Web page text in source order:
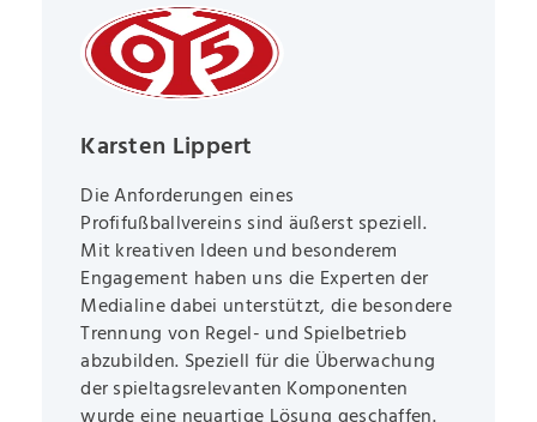
Karsten Lippert
Die Anforderungen eines
Profifußballvereins sind äußerst speziell.
Mit kreativen Ideen und besonderem
Engagement haben uns die Experten der
Medialine dabei unterstützt, die besondere
Trennung von Regel- und Spielbetrieb
abzubilden. Speziell für die Überwachung
der spieltagsrelevanten Komponenten
wurde eine neuartige Lösung geschaffen.